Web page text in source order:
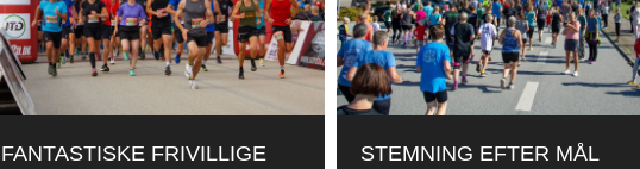
FANTASTISKE FRIVILLIGE STEMNING EFTER MÅL